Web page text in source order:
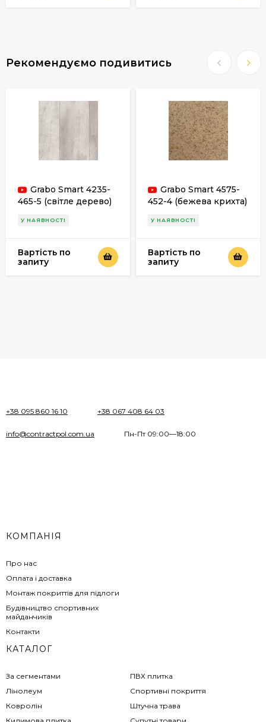
Рекомендуємо подивитись
Grabo Smart 4235-
465-5 (світле дерево)
У НАЯВНОСТІ
Вартість по
запиту
Grabo Smart 4575-
452-4 (бежева крихта)
У НАЯВНОСТІ
Вартість по
запиту
+38 095 860 16 10 +38 067 408 64 03
info@contractpol.com.ua Пн-Пт 09:00—18:00
КОМПАНІЯ
Про нас
Оплата і доставка
Монтаж покриттів для підлоги
Будівництво спортивних
майданчиків
Контакти
КАТАЛОГ
За сегментами
Лінолеум
Ковролін
ПВХ плитка
Спортивні покриття
Штучна трава